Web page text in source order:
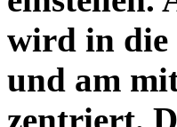
wird in die
und am
zentriert.